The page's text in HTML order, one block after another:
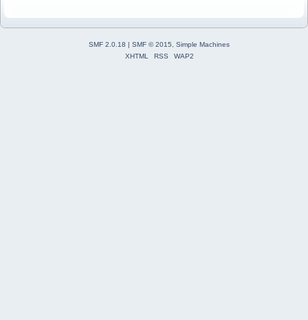
SMF 2.0.18 | SMF © 2015
Simple Machines
XHTML
RSS WAP2